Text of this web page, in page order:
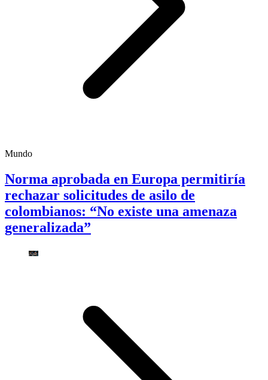
Mundo
Norma aprobada en Europa permitiría
rechazar solicitudes de asilo de
colombianos: “No existe una amenaza
generalizada”